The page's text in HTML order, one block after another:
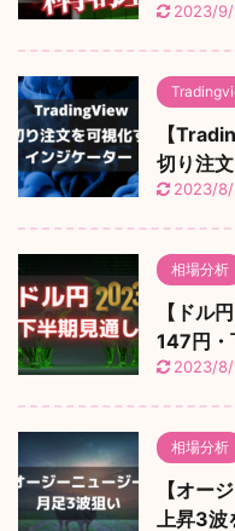
2023/9/
【
切り注
2023/
相場分析
【ドル
147円・
2023/8/
相場分析
【オー
上昇3波